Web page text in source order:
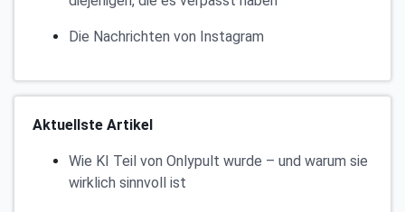
Die Nachrichten von Instagram
Aktuellste Artikel
Wie KI Teil von Onlypult wurde – und warum sie
wirklich sinnvoll ist